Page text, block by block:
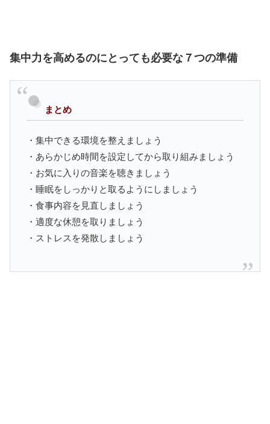
集中力を高めるのにとっても必要な７つの準備
まとめ
・集中できる環境を整えましょう
・あらかじめ時間を設定してから取り組みましょう
・お気に入りの音楽を聴きましょう
・睡眠をしっかりと取るようにしましょう
・食事内容を見直しましょう
・適度な休憩を取りましょう
・ストレスを発散しましょう